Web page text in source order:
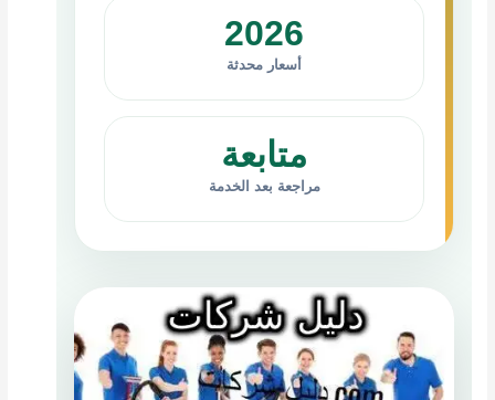
2026
أسعار محدثة
متابعة
مراجعة بعد الخدمة